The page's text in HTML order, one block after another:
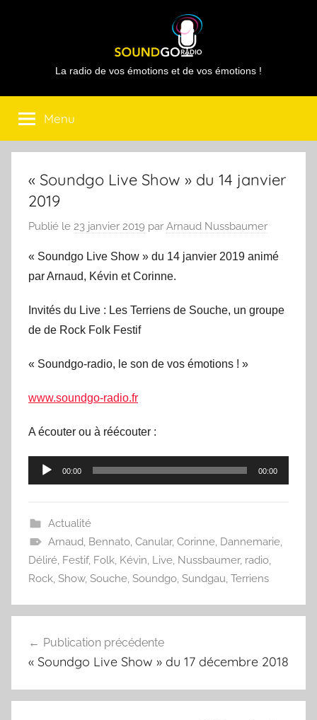
Sound
Go
Radio
La radio de vos émotions et de vos émotions !
Menu
« Soundgo Live Show » du 14 janvier
2019
Publié le 23 janvier 2019 par Arnaud Nussbaumer
« Soundgo Live Show » du 14 janvier 2019 animé
par Arnaud, Kévin et Corinne.
Invités du Live : Les Terriens de Souche, un groupe
de de Rock Folk Festif
« Soundgo-radio, le son de vos émotions ! »
www.soundgo-radio.fr
A écouter ou à réécouter :
Lecteur
audio
00:00 00:00
Actualité
Arnaud, Bennato, Canular, Corinne, Dannemarie,
Déliré, Festif, Folk, Kévin, Live, Nussbaumer, radio,
Rock, Show, Souche, Soundgo, Sundgau, Terriens
Publication précédente
« Soundgo Live Show » du 17 décembre 2018